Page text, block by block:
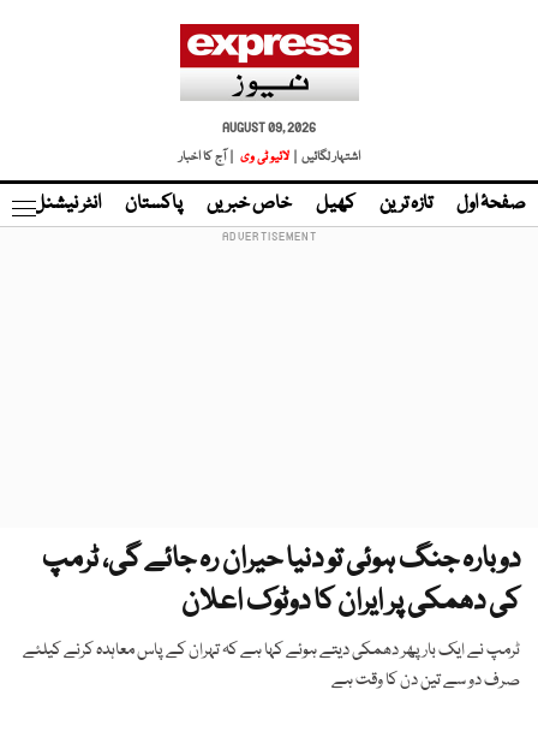
AUGUST 09, 2026
اشتہار لگائیں |
لائیو ٹی وی | آج کا اخبار
صفحۂ اول تازہ ترین کھیل خاص خبریں پاکستان انٹر نیشنل
دوبارہ جنگ ہوئی تو دنیا حیران رہ جائے گی، ٹرمپ
کی دھمکی پر ایران کا دوٹوک اعلان
ٹرمپ نے ایک بار پھر دھمکی دیتے ہوئے کہا ہے کہ تہران کے پاس معاہدہ کرنے کیلئے
صرف دو سے تین دن کا وقت ہے